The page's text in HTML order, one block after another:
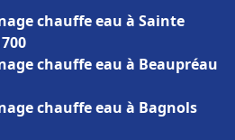
chauffe eau à Sainte
chauffe eau à Beaupréau
chauffe eau à Bagnols